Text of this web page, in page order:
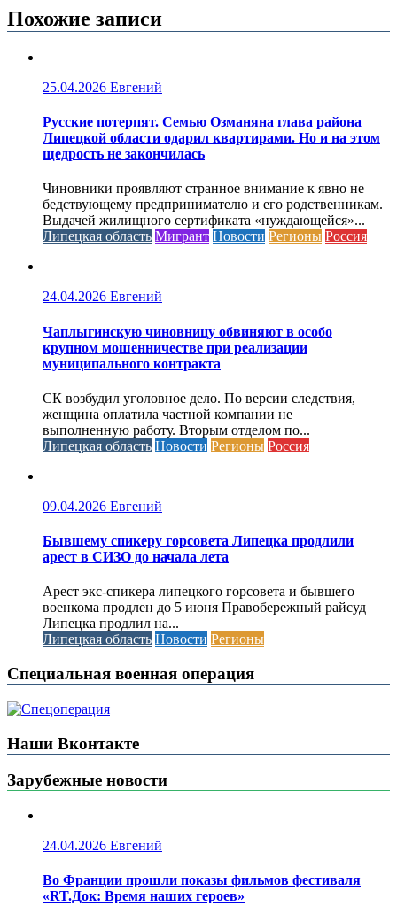
Похожие записи
25.04.2026 Евгений
Русские потерпят. Семью Озманяна глава района
Липецкой области одарил квартирами. Но и на этом
щедрость не закончилась
Чиновники проявляют странное внимание к явно не
бедствующему предпринимателю и его родственникам.
Выдачей жилищного сертификата «нуждающейся»...
Липецкая область Мигрант Новости Регионы Россия
24.04.2026 Евгений
Чаплыгинскую чиновницу обвиняют в особо
крупном мошенничестве при реализации
муниципального контракта
СК возбудил уголовное дело. По версии следствия,
женщина оплатила частной компании не
выполненную работу. Вторым отделом по...
Липецкая область Новости Регионы Россия
09.04.2026 Евгений
Бывшему спикеру горсовета Липецка продлили
арест в СИЗО до начала лета
Арест экс-спикера липецкого горсовета и бывшего
военкома продлен до 5 июня Правобережный райсуд
Липецка продлил на...
Липецкая область Новости Регионы
Специальная военная операция
Наши Вконтакте
Зарубежные новости
24.04.2026 Евгений
Во Франции прошли показы фильмов фестиваля
«RT.Док: Время наших героев»